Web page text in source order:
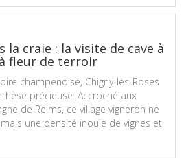
la craie : la visite de cave à
fleur de terroir
champenoise, Chigny-les-Roses
précieuse. Accroché aux
de Reims, ce village vigneron ne
une densité inouïe de vignes et